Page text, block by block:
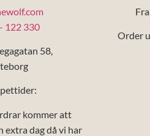
122 330
58,
kommer att
extra dag då vi har
Order